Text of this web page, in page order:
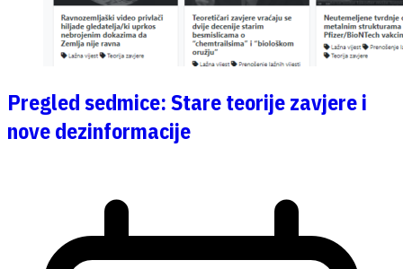
Pregled sedmice: Stare teorije zavjere i
nove dezinformacije